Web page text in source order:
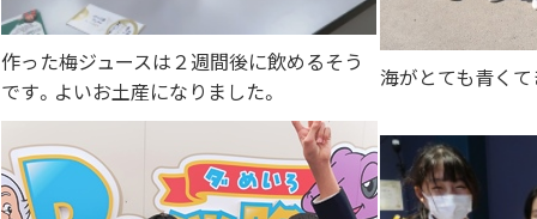
作った梅ジュースは２週間後に飲めるそう
です。よいお土産になりました。
海がとても青く